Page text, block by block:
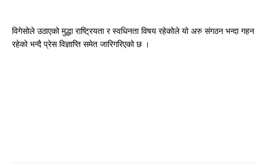
विगेसोले उठाएको मुद्धा राष्ट्रियता र स्वधिनता विषय रहेकोले यो अरु संगठन भन्दा गहन
रहेको भन्दै प्रेस विज्ञाप्ति समेत जारिगरिएको छ ।